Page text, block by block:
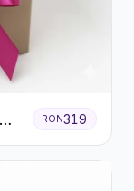
RON319